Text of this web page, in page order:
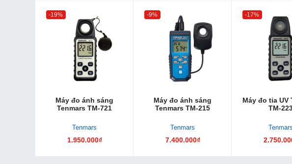
-19%
Máy đo ánh sáng
Tenmars TM-721
Tenmars
1.950.000₫
-9%
Máy đo ánh sáng
Tenmars TM-215
Tenmars
7.400.000₫
-17%
Máy đo tia UV
TM-
Tenmars